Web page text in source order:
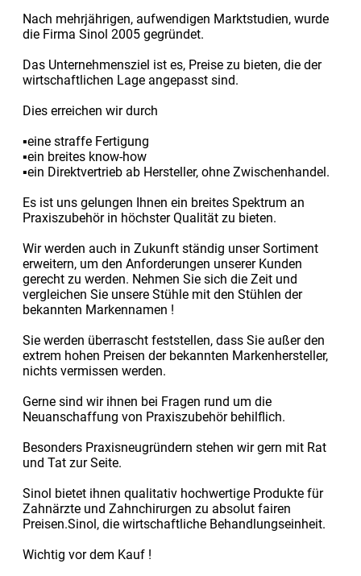
Nach mehrjährigen, aufwendigen Marktstudien, wurde
die Firma Sinol 2005 gegründet.
Das Unternehmensziel ist es, Preise zu bieten, die der
wirtschaftlichen Lage angepasst sind.
Dies erreichen wir durch
▪eine straffe Fertigung
▪ein breites know-how
▪ein Direktvertrieb ab Hersteller, ohne Zwischenhandel.
Es ist uns gelungen Ihnen ein breites Spektrum an
Praxiszubehör in höchster Qualität zu bieten.
Wir werden auch in Zukunft ständig unser Sortiment
erweitern, um den Anforderungen unserer Kunden
gerecht zu werden. Nehmen Sie sich die Zeit und
vergleichen Sie unsere Stühle mit den Stühlen der
bekannten Markennamen !
Sie werden überrascht feststellen, dass Sie außer den
extrem hohen Preisen der bekannten Markenhersteller,
nichts vermissen werden.
Gerne sind wir ihnen bei Fragen rund um die
Neuanschaffung von Praxiszubehör behilflich.
Besonders Praxisneugründern stehen wir gern mit Rat
und Tat zur Seite.
Sinol bietet ihnen qualitativ hochwertige Produkte für
Zahnärzte und Zahnchirurgen zu absolut fairen
Preisen.Sinol, die wirtschaftliche Behandlungseinheit.
Wichtig vor dem Kauf !